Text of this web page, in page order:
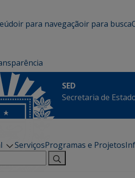
ir para navegaçãoir para busca
SED
Secretaria de
ServiçosProgramas e Projetos